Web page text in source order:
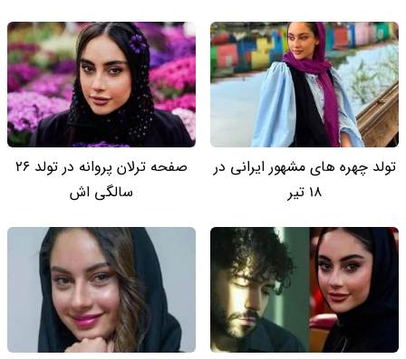
تولد چهره های مشهور ایرانی در
18 تیر
صفحه ترلان پروانه در تولد 26
سالگی اش